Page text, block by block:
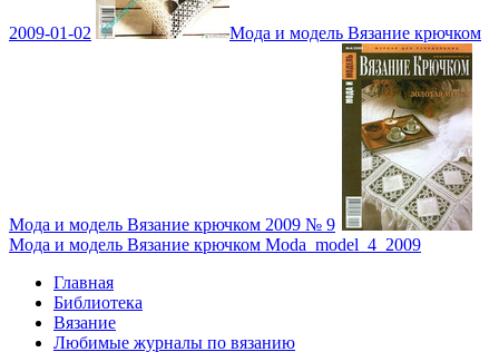
2009-01-02 Мода и модель Вязание крючком
Мода и модель Вязание крючком 2009 № 9
Мода и модель Вязание крючком Moda_model_4_2009
Главная
Библиотека
Вязание
Любимые журналы по вязанию